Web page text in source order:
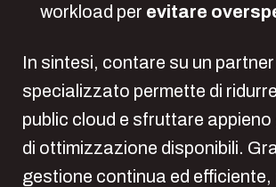
workload per evitare
In sintesi, contare su un partner
specializzato permette di
public cloud e sfruttare appieno
di ottimizzazione disponibili.
gestione continua ed efficiente,